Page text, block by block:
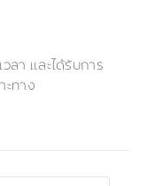
ลา และได้รับการ
ะทาง